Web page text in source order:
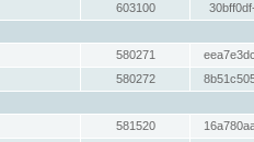
603100
580271
580272
581520